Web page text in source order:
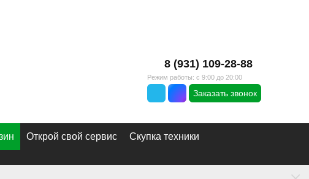
8 (931) 109-28-88
Режим работы: с 9:00 до 20:00
Заказать звонок
Открой свой сервис
Скупка техники